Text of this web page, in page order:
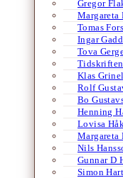
Gregor
Margareta
Tomas
Ingar Gadd
Tova
Klas
Rolf
Bo
Henning
Lovisa
Margareta
Nils
Gunnar D
Simon